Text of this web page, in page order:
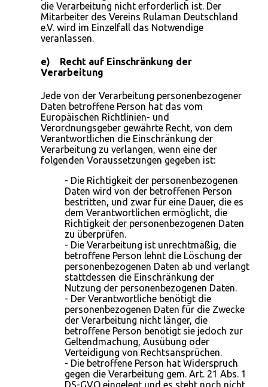
die Verarbeitung nicht erforderlich ist. Der
Mitarbeiter des Vereins Rulaman Deutschland
e.V. wird im Einzelfall das Notwendige
veranlassen.
e) Recht auf Einschränkung der
Verarbeitung
Jede von der Verarbeitung personenbezogener
Daten betroffene Person hat das vom
Europäischen Richtlinien- und
Verordnungsgeber gewährte Recht, von dem
Verantwortlichen die Einschränkung der
Verarbeitung zu verlangen, wenn eine der
folgenden Voraussetzungen gegeben ist:
- Die Richtigkeit der personenbezogenen
Daten wird von der betroffenen Person
bestritten, und zwar für eine Dauer, die es
dem Verantwortlichen ermöglicht, die
Richtigkeit der personenbezogenen Daten
zu überprüfen.
- Die Verarbeitung ist unrechtmäßig, die
betroffene Person lehnt die Löschung der
personenbezogenen Daten ab und verlangt
stattdessen die Einschränkung der
Nutzung der personenbezogenen Daten.
- Der Verantwortliche benötigt die
personenbezogenen Daten für die Zwecke
der Verarbeitung nicht länger, die
betroffene Person benötigt sie jedoch zur
Geltendmachung, Ausübung oder
Verteidigung von Rechtsansprüchen.
- Die betroffene Person hat Widerspruch
gegen die Verarbeitung gem. Art. 21 Abs. 1
DS-GVO eingelegt und es steht noch nicht